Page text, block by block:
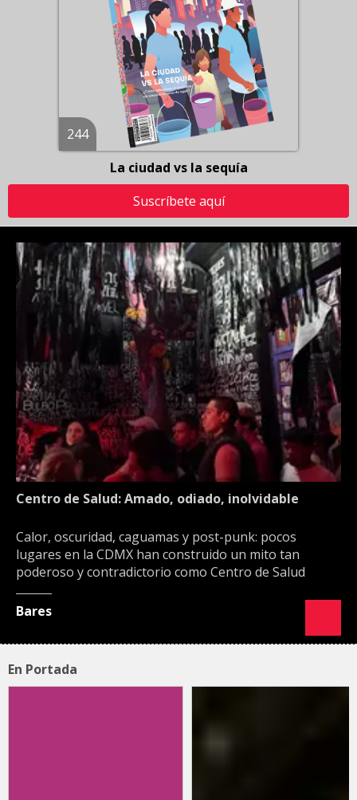
244
La ciudad vs la sequía
Suscríbete aquí
Centro de Salud: Amado, odiado, inolvidable
Calor, oscuridad, caguamas y post-punk: pocos
lugares en la CDMX han construido un mito tan
poderoso y contradictorio como Centro de Salud
Bares
En Portada